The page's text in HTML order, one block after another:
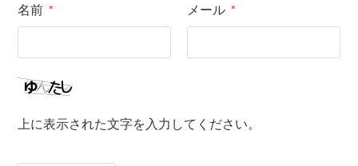
名前 * メール *
上に表示された文字を入力してください。